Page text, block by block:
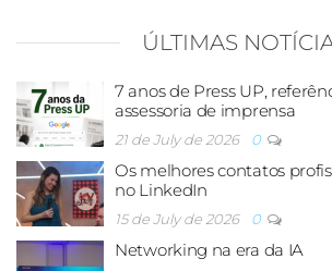
ÚLTIMAS
7 anos de Press UP,
assessoria de imprensa
21 de July de 2026 0
Os melhores contatos
no LinkedIn
15 de July de 2026 0
Networking na era da IA